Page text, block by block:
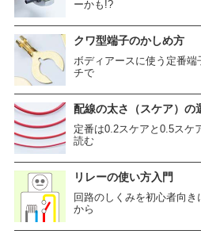
ーかも!?
クワ型端子のかしめ方
ボディアースに使う定番
チで
配線の太さ（スケア）の
定番は0.2スケアと0.5スケ
読む
リレーの使い方入門
回路のしくみを初心者向
から